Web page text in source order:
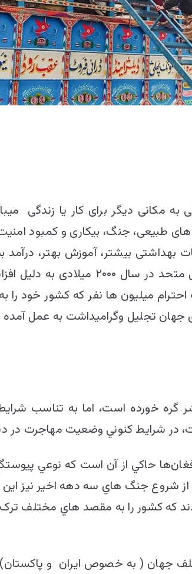
مکانی دیگر برای کار یا زندگی
های طبیعی، جنگ، بیکاری و کمبود
مصادف با روز جهانی مهاجرت است.
میلیون ها نفر که کشور خود را
جهان تجلیل وگرامیداشت به عمل
گره خورده است، اما به تناسب
در شرايط کنوني وضعيت مهاجرت در
حاکي از آن است که نوعي
شروع جنگ ‌هاي سه دهه اخير نيز
که کشور را به مقصد هاي مختلف
جهان ( به خصوص ایران و